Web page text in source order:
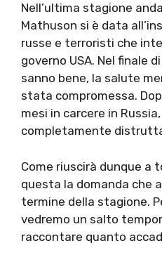
Nell’ultima stagione
Mathuson si è data
russe e terroristi che
governo USA. Nel finale
sanno bene, la salute
stata compromessa.
mesi in carcere in
completamente
Come riuscirà dunque a
questa la domanda che
termine della stagione.
vedremo un salto
raccontare quanto